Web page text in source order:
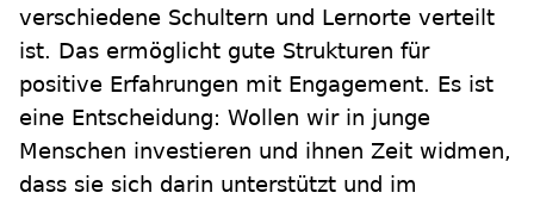
verschiedene Schultern und Lernorte verteilt
ist. Das ermöglicht gute Strukturen für
positive Erfahrungen mit Engagement. Es ist
eine Entscheidung: Wollen wir in junge
Menschen investieren und ihnen Zeit widmen,
dass sie sich darin unterstützt und im